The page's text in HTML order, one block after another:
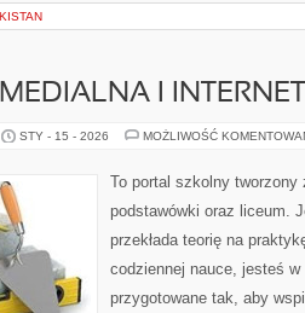
I
STY - 15 - 2026 MOŻLIWOŚĆ
To portal szkolny
podstawówki oraz liceum.
przekłada teorię na
codziennej nauce, jesteś
przygotowane tak, aby